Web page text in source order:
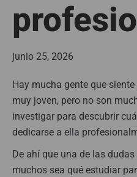
junio 25, 2026
Hay mucha gente que
muy joven, pero no son
investigar para descubrir
dedicarse a ella
De ahí que una de las
muchos sea qué estudiar